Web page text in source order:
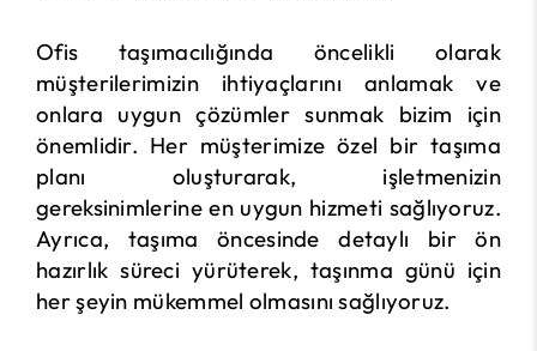
Ofis taşımacılığında öncelikli olarak
müşterilerimizin ihtiyaçlarını anlamak ve
onlara uygun çözümler sunmak bizim için
önemlidir. Her müşterimize özel bir taşıma
planı oluşturarak, işletmenizin
gereksinimlerine en uygun hizmeti sağlıyoruz.
Ayrıca, taşıma öncesinde detaylı bir ön
hazırlık süreci yürüterek, taşınma günü için
her şeyin mükemmel olmasını sağlıyoruz.